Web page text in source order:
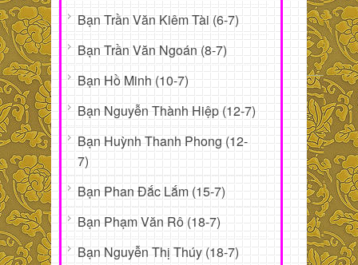
Bạn Trần Văn Kiêm Tài (6-7)
Bạn Trần Văn Ngoán (8-7)
Bạn Hồ Minh (10-7)
Bạn Nguyễn Thành Hiệp (12-7)
Bạn Huỳnh Thanh Phong (12-
7)
Bạn Phan Đắc Lắm (15-7)
Bạn Phạm Văn Rô (18-7)
Bạn Nguyễn Thị Thúy (18-7)